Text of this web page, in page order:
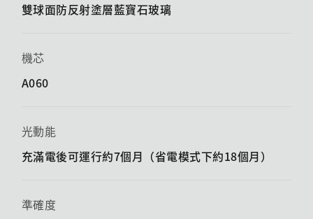
雙球面防反射塗層藍寶石玻璃
機芯
A060
光動能
充滿電後可運行約7個月（省電模式下約18個月）
準確度